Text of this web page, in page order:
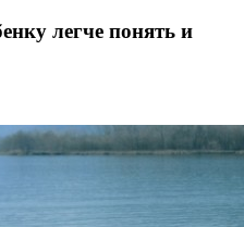
легче понять и